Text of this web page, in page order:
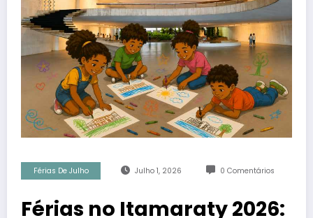
Férias De Julho Julho 1, 2026 0 Comentários
Férias no Itamaraty 2026: